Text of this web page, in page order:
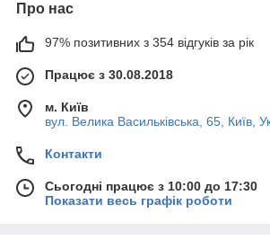
Про нас
97% позитивних з 354 відгуків за рік
Працює з 30.08.2018
м. Київ
вул. Велика Васильківська, 65, Київ,
Контакти
Сьогодні працює з 10:00 до 17:30
Показати весь графік роботи